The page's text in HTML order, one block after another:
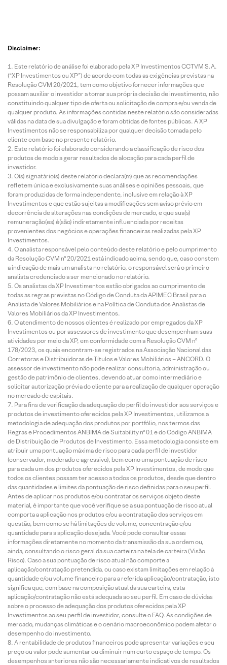
Disclaimer:
Este relatório de análise foi elaborado pela XP Investimentos CCTVM S.A.
(“XP Investimentos ou XP”) de acordo com todas as exigências previstas na
Resolução CVM 20/2021, tem como objetivo fornecer informações que
possam auxiliar o investidor a tomar sua própria decisão de investimento, não
constituindo qualquer tipo de oferta ou solicitação de compra e/ou venda de
qualquer produto. As informações contidas neste relatório são consideradas
válidas na data de sua divulgação e foram obtidas de fontes públicas. A XP
Investimentos não se responsabiliza por qualquer decisão tomada pelo
cliente com base no presente relatório.
Este relatório foi elaborado considerando a classificação de risco dos
produtos de modo a gerar resultados de alocação para cada perfil de
investidor.
O(s) signatário(s) deste relatório declara(m) que as recomendações
refletem única e exclusivamente suas análises e opiniões pessoais, que
foram produzidas de forma independente, inclusive em relação à XP
Investimentos e que estão sujeitas a modificações sem aviso prévio em
decorrência de alterações nas condições de mercado, e que sua(s)
remuneração(es) é(são) indiretamente influenciada por receitas
provenientes dos negócios e operações financeiras realizadas pela XP
Investimentos.
O analista responsável pelo conteúdo deste relatório e pelo cumprimento
da Resolução CVM nº 20/2021 está indicado acima, sendo que, caso constem
a indicação de mais um analista no relatório, o responsável será o primeiro
analista credenciado a ser mencionado no relatório.
Os analistas da XP Investimentos estão obrigados ao cumprimento de
todas as regras previstas no Código de Conduta da APIMEC Brasil para o
Analista de Valores Mobiliários e na Política de Conduta dos Analistas de
Valores Mobiliários da XP Investimentos.
O atendimento de nossos clientes é realizado por empregados da XP
Investimentos ou por assessores de investimento que desempenham suas
atividades por meio da XP, em conformidade com a Resolução CVM nº
178/2023, os quais encontram-se registrados na Associação Nacional das
Corretoras e Distribuidoras de Títulos e Valores Mobiliários – ANCORD. O
assessor de investimento não pode realizar consultoria, administração ou
gestão de patrimônio de clientes, devendo atuar como intermediário e
solicitar autorização prévia do cliente para a realização de qualquer operação
no mercado de capitais.
Para fins de verificação da adequação do perfil do investidor aos serviços e
produtos de investimento oferecidos pela XP Investimentos, utilizamos a
metodologia de adequação dos produtos por portfólio, nos termos das
Regras e Procedimentos ANBIMA de Suitability nº 01 e do Código ANBIMA
de Distribuição de Produtos de Investimento. Essa metodologia consiste em
atribuir uma pontuação máxima de risco para cada perfil de investidor
(conservador, moderado e agressivo), bem como uma pontuação de risco
para cada um dos produtos oferecidos pela XP Investimentos, de modo que
todos os clientes possam ter acesso a todos os produtos, desde que dentro
das quantidades e limites da pontuação de risco definidas para o seu perfil.
Antes de aplicar nos produtos e/ou contratar os serviços objeto deste
material, é importante que você verifique se a sua pontuação de risco atual
comporta a aplicação nos produtos e/ou a contratação dos serviços em
questão, bem como se há limitações de volume, concentração e/ou
quantidade para a aplicação desejada. Você pode consultar essas
informações diretamente no momento da transmissão da sua ordem ou,
ainda, consultando o risco geral da sua carteira na tela de carteira (Visão
Risco). Caso a sua pontuação de risco atual não comporte a
aplicação/contratação pretendida, ou caso existam limitações em relação à
quantidade e/ou volume financeiro para a referida aplicação/contratação, isto
significa que, com base na composição atual da sua carteira, esta
aplicação/contratação não está adequada ao seu perfil. Em caso de dúvidas
sobre o processo de adequação dos produtos oferecidos pela XP
Investimentos ao seu perfil de investidor, consulte o FAQ. As condições de
mercado, mudanças climáticas e o cenário macroeconômico podem afetar o
desempenho do investimento.
A rentabilidade de produtos financeiros pode apresentar variações e seu
preço ou valor pode aumentar ou diminuir num curto espaço de tempo. Os
desempenhos anteriores não são necessariamente indicativos de resultados